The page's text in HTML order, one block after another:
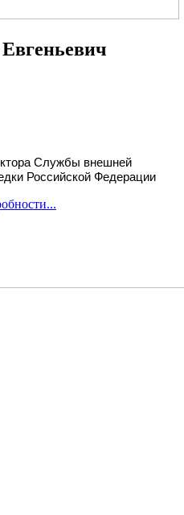
Службы внешней
Российской Федерации